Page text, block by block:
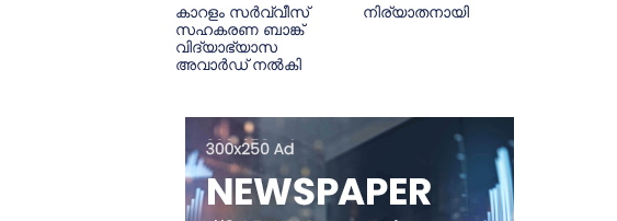
കാറളം സർവ്വീസ്
സഹകരണ ബാങ്ക്
വിദ്യാഭ്യാസ
അവാർഡ് നൽകി
നിര്യാതനായി